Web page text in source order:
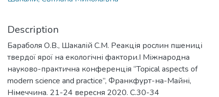
Description
Бараболя О.В., Шакалій С.М. Реакція рослин пшениці
твердої ярої на екологічні фактори.I Міжнародна
науково-практична конференція “Topical aspects of
modern science and practice”, Франкфурт-на-Майні,
Німеччина. 21-24 вересня 2020. С.30-34